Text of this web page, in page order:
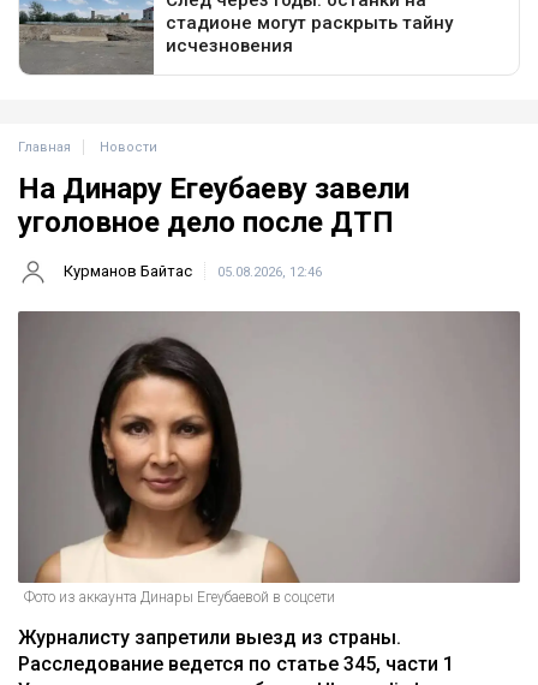
Главная Новости
На Динару Егеубаеву завели
уголовное дело после ДТП
Курманов Байтас 05.08.2026, 12:46
Фото из аккаунта Динары Егеубаевой в соцсети
Журналисту запретили выезд из страны.
Расследование ведется по статье 345, части 1